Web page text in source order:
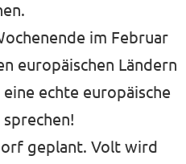
im Februar
europäischen Ländern
echte europäische
geplant. Volt wird